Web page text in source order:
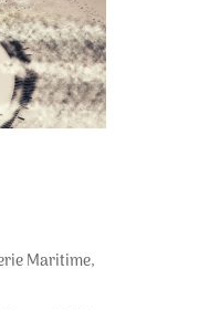
Maritime,